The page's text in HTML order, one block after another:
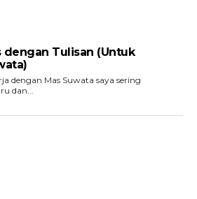
dengan Tulisan (Untuk
dengan Mas Suwata saya sering
dan...